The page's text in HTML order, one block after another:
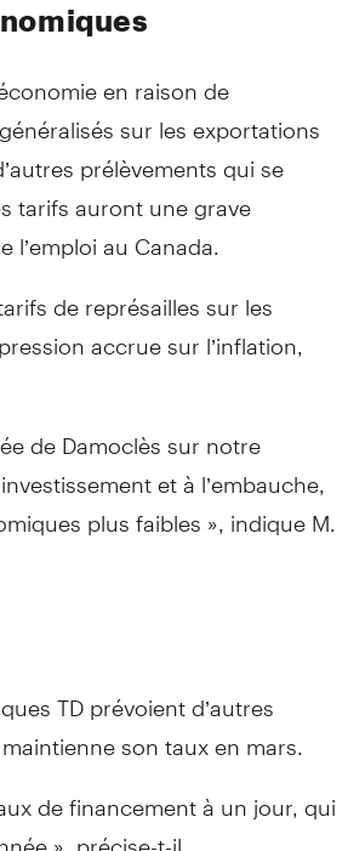
en raison de
sur les exportations
prélèvements qui se
tarifs auront une grave
au Canada.
de représailles sur les
accrue sur l’inflation,
de Damoclès sur notre
et à l’embauche,
plus faibles », indique M.
TD prévoient d’autres
son taux en mars.
de financement à un jour, qui
», précise-t-il.